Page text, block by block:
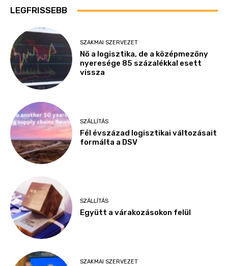
LEGFRISSEBB
SZAKMAI SZERVEZET
Nő a logisztika, de a középmezőny
nyeresége 85 százalékkal esett
vissza
SZÁLLÍTÁS
Fél évszázad logisztikai változásait
formálta a DSV
SZÁLLÍTÁS
Együtt a várakozásokon felül
SZAKMAI SZERVEZET